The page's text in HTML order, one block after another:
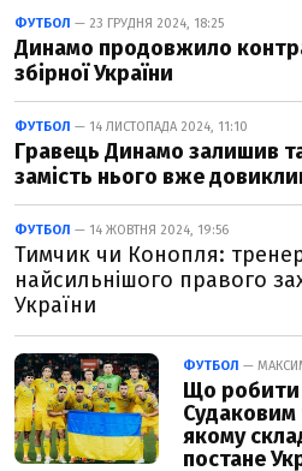
ФУТБОЛ — 23 ГРУДНЯ 2024, 18:25
Динамо продовжило
збірної України
ФУТБОЛ — 14 ЛИСТОПАДА 2024, 11:10
Гравець Динамо залишив
замість нього вже
ФУТБОЛ — 14 ЖОВТНЯ 2024, 19:56
Тимчик чи Конопля:
найсильнішого правого
України
ФУТБОЛ —
Що робити
якому
постане